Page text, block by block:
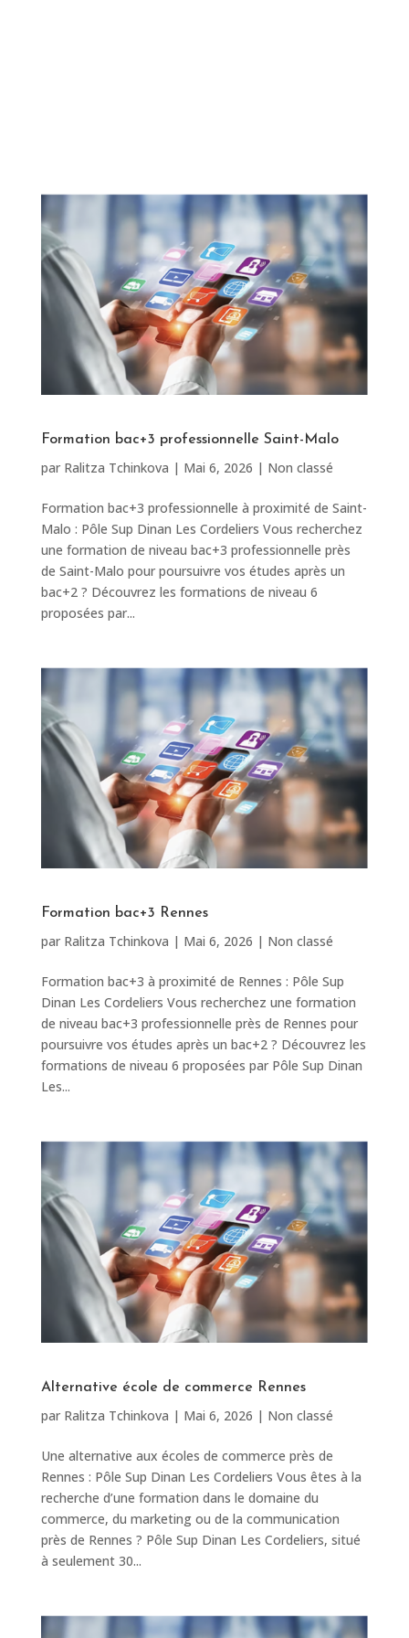
Formation bac+3 professionnelle Saint-Malo
par Ralitza Tchinkova | Mai 6, 2026 | Non classé
Formation bac+3 professionnelle à proximité de Saint-
Malo : Pôle Sup Dinan Les Cordeliers Vous recherchez
une formation de niveau bac+3 professionnelle près
de Saint-Malo pour poursuivre vos études après un
bac+2 ? Découvrez les formations de niveau 6
proposées par...
Formation bac+3 Rennes
par Ralitza Tchinkova | Mai 6, 2026 | Non classé
Formation bac+3 à proximité de Rennes : Pôle Sup
Dinan Les Cordeliers Vous recherchez une formation
de niveau bac+3 professionnelle près de Rennes pour
poursuivre vos études après un bac+2 ? Découvrez les
formations de niveau 6 proposées par Pôle Sup Dinan
Les...
Alternative école de commerce Rennes
par Ralitza Tchinkova | Mai 6, 2026 | Non classé
Une alternative aux écoles de commerce près de
Rennes : Pôle Sup Dinan Les Cordeliers Vous êtes à la
recherche d’une formation dans le domaine du
commerce, du marketing ou de la communication
près de Rennes ? Pôle Sup Dinan Les Cordeliers, situé
à seulement 30...